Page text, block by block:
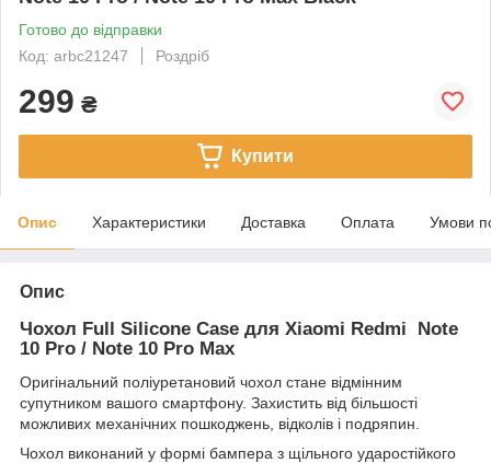
Готово до відправки
Код: arbc21247
Роздріб
299 ₴
Купити
Опис Характеристики Доставка Оплата Умови
Опис
Чохол Full Silicone Case для Xiaomi Redmi Note
10 Pro / Note 10 Pro Max
Оригінальний поліуретановий чохол стане відмінним
супутником вашого смартфону. Захистить від більшості
можливих механічних пошкоджень, відколів і подряпин.
Чохол виконаний у формі бампера з щільного ударостійкого